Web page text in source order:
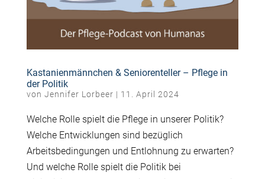
Kastanienmännchen & Seniorenteller – Pflege in
der Politik
von Jennifer Lorbeer | 11. April 2024
Welche Rolle spielt die Pflege in unserer Politik?
Welche Entwicklungen sind bezüglich
Arbeitsbedingungen und Entlohnung zu erwarten?
Und welche Rolle spielt die Politik bei